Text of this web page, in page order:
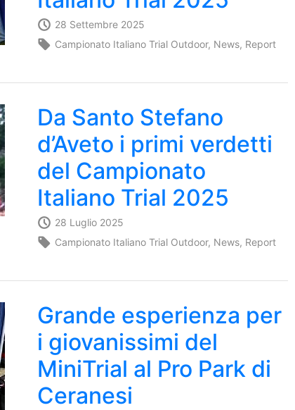
28 Settembre 2025
Campionato Italiano Trial Outdoor, News, Report
Da Santo Stefano
d’Aveto i primi verdetti
del Campionato
Italiano Trial 2025
28 Luglio 2025
Campionato Italiano Trial Outdoor, News, Report
Grande esperienza per
i giovanissimi del
MiniTrial al Pro Park di
Ceranesi